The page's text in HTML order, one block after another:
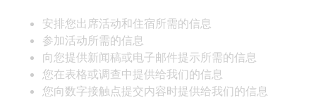
安排您出席活动和住宿所需的信息
参加活动所需的信息
向您提供新闻稿或电子邮件提示所需的信息
您在表格或调查中提供给我们的信息
您向数字接触点提交内容时提供给我们的信息